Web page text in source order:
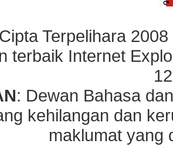
Terpelihara
terbaik Internet
: Dewan Bahasa
kehilangan dan
maklumat yang